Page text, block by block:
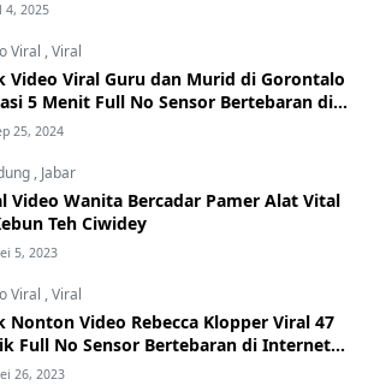
4, 2025
Viral ,Viral
Video Viral Guru dan Murid di Gorontalo
5 Menit Full No Sensor Bertebaran di
Hati-Hati Phising!
25, 2024
, Jabar
Video Wanita Bercadar Pamer Alat Vital
Teh Ciwidey
5, 2023
Viral ,Viral
Nonton Video Rebecca Klopper Viral 47
Full No Sensor Bertebaran di Internet,
Hati Phising!
26, 2023